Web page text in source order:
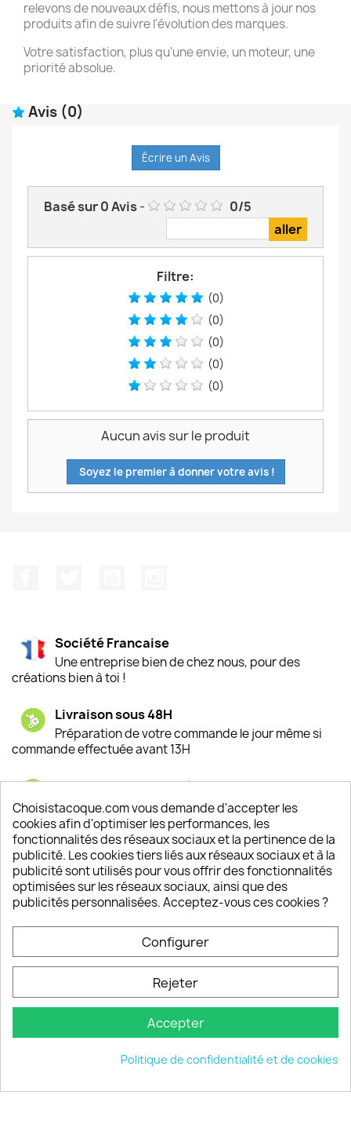
relevons de nouveaux défis, nous mettons à jour nos
produits afin de suivre l'évolution des marques.
Votre satisfaction, plus qu'une envie, un moteur, une
priorité absolue.
Avis (0)
Écrire un Avis
Basé sur0Avis- 0/5
Filtre:
(0)
(0)
(0)
(0)
(0)
Aucun avis sur le produit
Soyez le premier à donner votre avis !
Société Francaise
Une entreprise bien de chez nous, pour des
créations bien à toi !
Livraison sous 48H
Préparation de votre commande le jour même si
commande effectuée avant 13H
Satisfaction de nos clients
Depuis 2009, entre 92% et 94% de nos clients
sont satisfaits de nos produits
Un SAV à votre écoute
Notre SAV est disponible 6/7J de 10h à 18H
keyboard_arrow_down
© 2026 - choisistacoque.com
Choisistacoque.com vous demande d'accepter les
cookies afin d'optimiser les performances, les
fonctionnalités des réseaux sociaux et la pertinence de la
publicité. Les cookies tiers liés aux réseaux sociaux et à la
publicité sont utilisés pour vous offrir des fonctionnalités
optimisées sur les réseaux sociaux, ainsi que des
publicités personnalisées. Acceptez-vous ces cookies ?
Configurer
Rejeter
Accepter
Politique de confidentialité et de cookies